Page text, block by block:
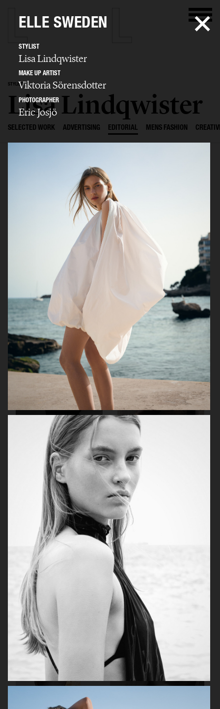
STYLIST
Lisa Lindqwister
SELECTED WORK ADVERTISING EDITORIAL MENS FASHION
ELLE SWEDEN
ELLE SWEDEN
ELLE SWEDEN
ELLE SWEDEN
STYLIST
Lisa Lindqwister
MAKE UP ARTIST
Viktoria Sörensdotter
PHOTOGRAPHER
Eric Josjö